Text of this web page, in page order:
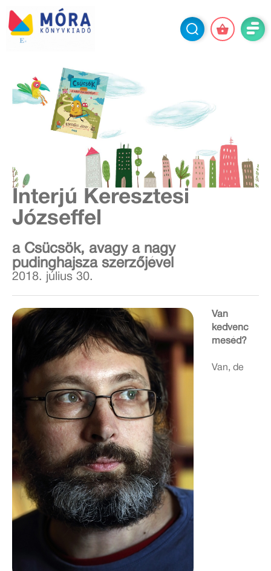
Interjú Keresztesi
Józseffel
a Csücsök, avagy a nagy
pudinghajsza szerzőjével
2018. július 30.
Van
kedvenc
meséd?
Van, de